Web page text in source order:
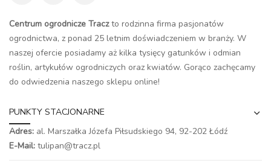
Centrum ogrodnicze Traczto rodzinna firma pasjonatów
ogrodnictwa, z ponad 25 letnim doświadczeniem w branży. W
naszej ofercie posiadamy aż kilka tysięcy gatunków i odmian
roślin, artykułów ogrodniczych oraz kwiatów. Gorąco zachęcamy
do odwiedzenia naszego sklepu online!
PUNKTY STACJONARNE
Adres: al. Marszałka Józefa Piłsudskiego 94, 92-202 Łódź
E-Mail: tulipan@tracz.pl